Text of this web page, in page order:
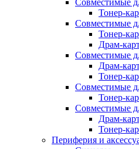
Совместимые
Тонер-
Совместимые
Тонер-
Драм-
Совместимые
Драм-
Тонер-
Совместимые
Тонер-
Совместимые
Драм-
Тонер-
Периферия и